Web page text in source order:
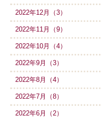
2022年12月（3）
2022年11月（9）
2022年10月（4）
2022年9月（3）
2022年8月（4）
2022年7月（8）
2022年6月（2）